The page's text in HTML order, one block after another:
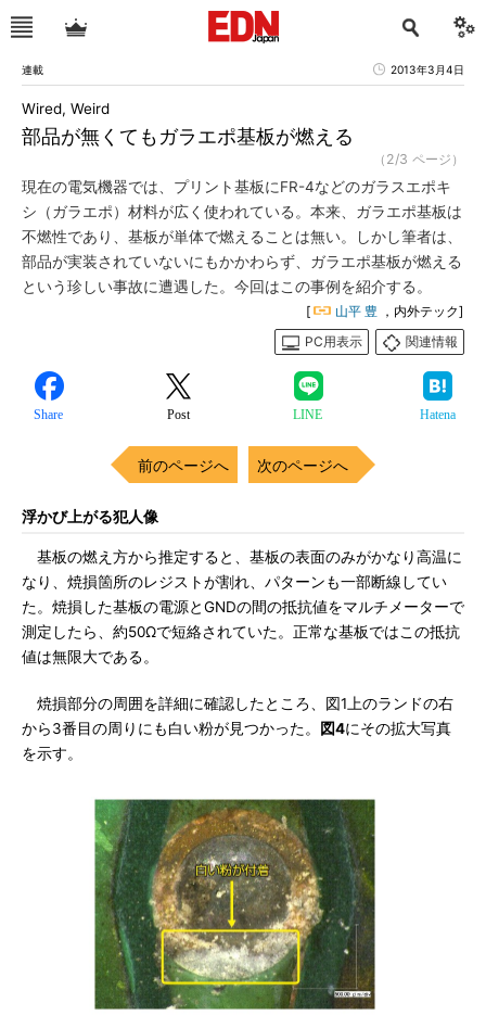
連載 2013年3月4日
部品が無くてもガラエポ基板が燃える
Wired, Weird
（2/3 ページ）
現在の電気機器では、プリント基板にFR-4などのガラスエポキ
シ（ガラエポ）材料が広く使われている。本来、ガラエポ基板は
不燃性であり、基板が単体で燃えることは無い。しかし筆者は、
部品が実装されていないにもかかわらず、ガラエポ基板が燃える
という珍しい事故に遭遇した。今回はこの事例を紹介する。
[ 山平 豊 ，内外テック]
PC用表示
関連情報
Share Post LINE Hatena
前のページへ 次のページへ
浮かび上がる犯人像
基板の燃え方から推定すると、基板の表面のみがかなり高温に
なり、焼損箇所のレジストが割れ、パターンも一部断線してい
た。焼損した基板の電源とGNDの間の抵抗値をマルチメーターで
測定したら、約50Ωで短絡されていた。正常な基板ではこの抵抗
値は無限大である。
焼損部分の周囲を詳細に確認したところ、図1上のランドの右
から3番目の周りにも白い粉が見つかった。
図4にその拡大写真
を示す。